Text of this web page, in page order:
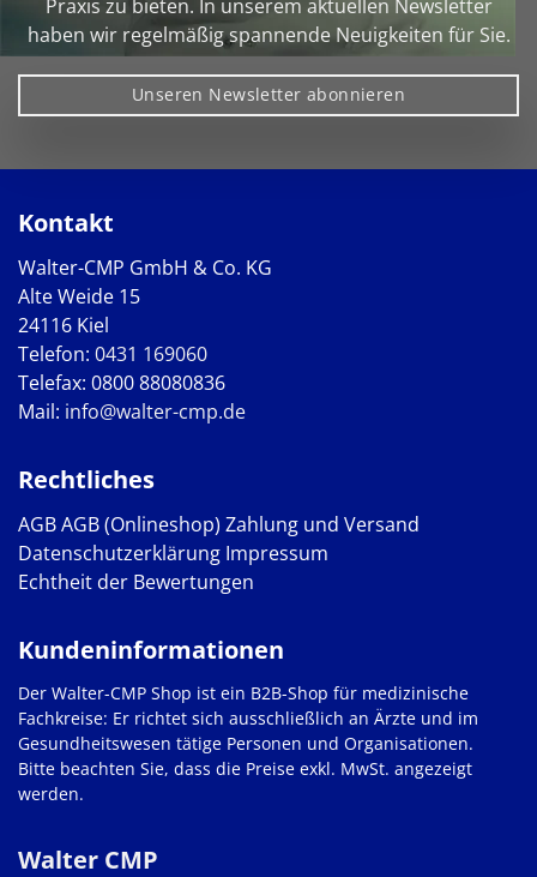
Praxis zu bieten. In unserem aktuellen Newsletter
haben wir regelmäßig spannende Neuigkeiten für Sie.
Unseren Newsletter abonnieren
Kontakt
Walter-CMP GmbH & Co. KG
Alte Weide 15
24116 Kiel
Telefon: 0431 169060
Telefax: 0800 88080836
Mail: info@walter-cmp.de
Rechtliches
AGBAGB (Onlineshop) Zahlung und Versand
Datenschutzerklärung Impressum
Echtheit der Bewertungen
Walter CMP
Kundeninformationen
Der Walter-CMP Shop ist ein B2B-Shop für medizinische
Fachkreise: Er richtet sich ausschließlich an Ärzte und im
Gesundheitswesen tätige Personen und Organisationen.
Bitte beachten Sie, dass die Preise exkl. MwSt. angezeigt
werden.